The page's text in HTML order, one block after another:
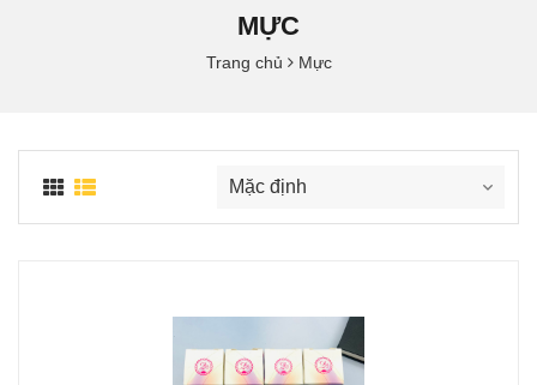
MỰC
Trang chủ Mực